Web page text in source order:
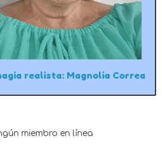
realista: Magnolia Correa
miembro en línea